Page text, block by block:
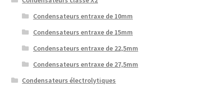
Condensateurs entraxe de 10mm
Condensateurs entraxe de 15mm
Condensateurs entraxe de 22,5mm
Condensateurs entraxe de 27,5mm
Condensateurs électrolytiques